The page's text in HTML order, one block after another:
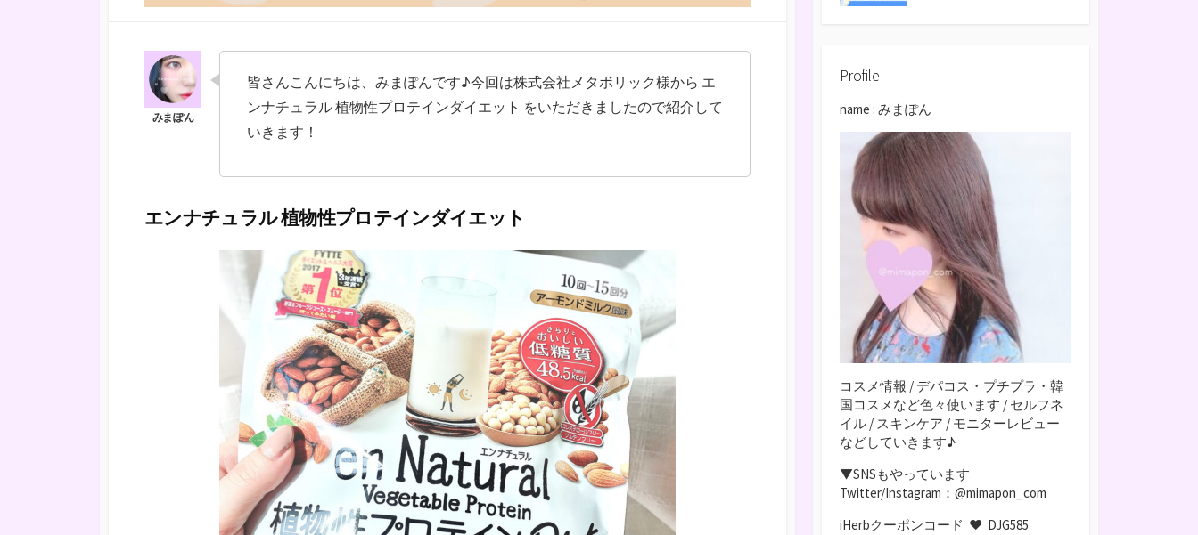
皆さんこんにちは、みまぽんです♪今回は株式会社メタボリック様から エ
ンナチュラル 植物性プロテインダイエット をいただきましたので紹介して
いきます！
エンナチュラル 植物性プロテインダイエット
Profile
name : みまぽん
コスメ情報 / デパコス・プチプラ・韓
国コスメなど色々使います / セルフネ
イル / スキンケア / モニターレビュー
などしていきます♪
▼SNSもやっています
Twitter/Instagram：@mimapon_com
iHerbクーポンコード ♥ DJG585